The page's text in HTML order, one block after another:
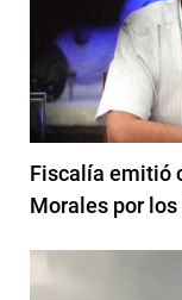
Fiscalía emitió
Morales por